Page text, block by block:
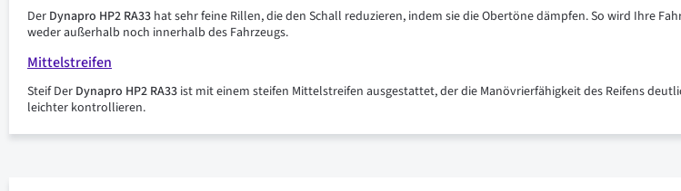
Der Dynapro HP2 RA33 hat sehr feine Rillen, die den Schall reduzieren, indem sie die Obertöne dämpfen. So wird Ihre
weder außerhalb noch innerhalb des Fahrzeugs.
Mittelstreifen
Steif Der Dynapro HP2 RA33 ist mit einem steifen Mittelstreifen ausgestattet, der die Manövrierfähigkeit des Reifens
leichter kontrollieren.